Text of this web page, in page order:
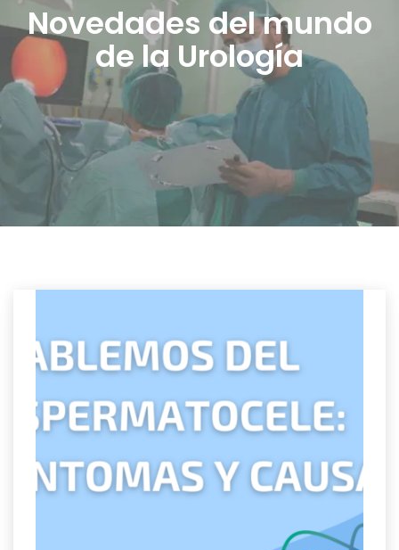
Novedades del mundo
de la Urología